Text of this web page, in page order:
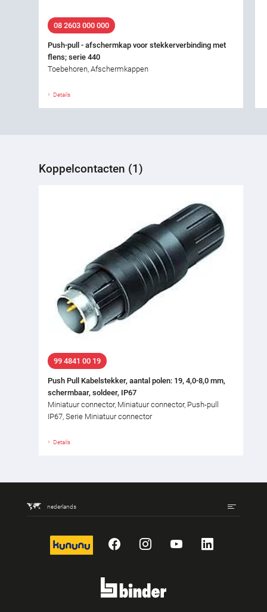
08 2603 000 000
Push-pull - afschermkap voor stekkerverbinding met
flens; serie 440
Toebehoren, Afschermkappen
Details
Koppelcontacten (1)
99 4841 00 19
Push Pull Kabelstekker, aantal polen: 19, 4,0-8,0 mm,
schermbaar, soldeer, IP67
Miniatuur connector, Miniatuur connector, Push-pull
IP67, Serie Miniatuur connector
Details
nederlands
kununu FacebookInstagram
YouTubeLinkedIn